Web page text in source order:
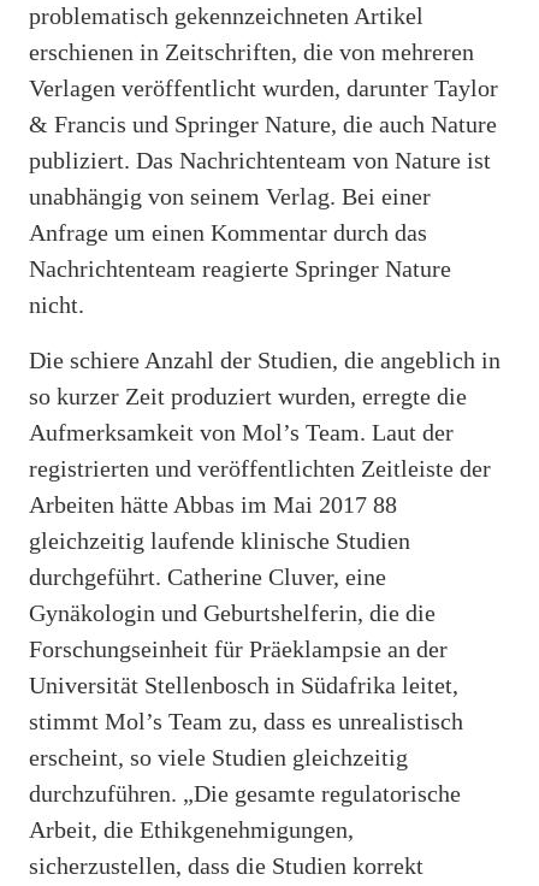
problematisch gekennzeichneten Artikel
erschienen in Zeitschriften, die von mehreren
Verlagen veröffentlicht wurden, darunter Taylor
& Francis und Springer Nature, die auch Nature
publiziert. Das Nachrichtenteam von Nature ist
unabhängig von seinem Verlag. Bei einer
Anfrage um einen Kommentar durch das
Nachrichtenteam reagierte Springer Nature
nicht.
Die schiere Anzahl der Studien, die angeblich in
so kurzer Zeit produziert wurden, erregte die
Aufmerksamkeit von Mol’s Team. Laut der
registrierten und veröffentlichten Zeitleiste der
Arbeiten hätte Abbas im Mai 2017 88
gleichzeitig laufende klinische Studien
durchgeführt. Catherine Cluver, eine
Gynäkologin und Geburtshelferin, die die
Forschungseinheit für Präeklampsie an der
Universität Stellenbosch in Südafrika leitet,
stimmt Mol’s Team zu, dass es unrealistisch
erscheint, so viele Studien gleichzeitig
durchzuführen. „Die gesamte regulatorische
Arbeit, die Ethikgenehmigungen,
sicherzustellen, dass die Studien korrekt